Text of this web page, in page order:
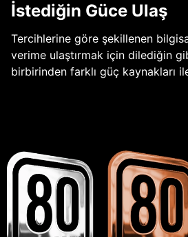
İstediğin Güce Ulaş
Tercihlerine göre şekillenen
verime ulaştırmak için dilediğin
birbirinden farklı güç kaynakları